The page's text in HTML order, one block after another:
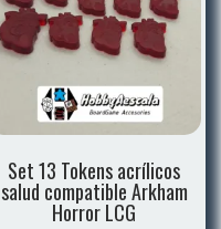
Set 13 Tokens acrílicos
salud compatible Arkham
Horror LCG